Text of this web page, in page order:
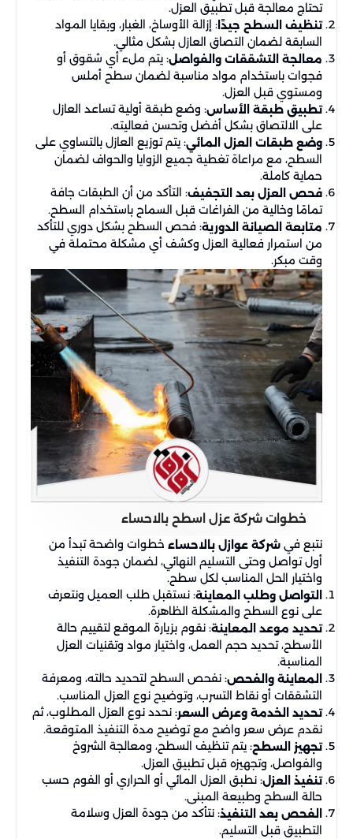
تحتاج معالجة قبل تطبيق العزل.
تنظيف السطح جيدًا : إزالة الأوساخ، الغبار، وبقايا المواد
السابقة لضمان التصاق العازل بشكل مثالي.
معالجة التشققات والفواصل: يتم ملء أي شقوق أو
فجوات باستخدام مواد مناسبة لضمان سطح أملس
ومستوي قبل العزل.
تطبيق طبقة الأساس: وضع طبقة أولية تساعد العازل
على الالتصاق بشكل أفضل وتحسن فعاليته.
وضع طبقات العزل المائي: يتم توزيع العازل بالتساوي على
السطح، مع مراعاة تغطية جميع الزوايا والحواف لضمان
حماية كاملة.
فحص العزل بعد التجفيف: التأكد من أن الطبقات جافة
تمامًا وخالية من الفراغات قبل السماح باستخدام السطح.
متابعة الصيانة الدورية: فحص السطح بشكل دوري للتأكد
من استمرار فعالية العزل وكشف أي مشكلة محتملة في
وقت مبكر.
خطوات شركة عزل اسطح بالاحساء
نتبع في شركة عوازل بالاحساء خطوات واضحة تبدأ من
أول تواصل وحتى التسليم النهائي، لضمان جودة التنفيذ
واختيار الحل المناسب لكل سطح.
التواصل وطلب المعاينة: نستقبل طلب العميل ونتعرف
على نوع السطح والمشكلة الظاهرة.
تحديد موعد المعاينة: نقوم بزيارة الموقع لتقييم حالة
الأسطح، تحديد حجم العمل، واختيار مواد وتقنيات العزل
المناسبة.
المعاينة والفحص: نفحص السطح لتحديد حالته، ومعرفة
التشققات أو نقاط التسرب، وتوضيح نوع العزل المناسب.
تحديد الخدمة وعرض السعر: نحدد نوع العزل المطلوب، ثم
نقدم عرض سعر واضح مع توضيح مدة التنفيذ المتوقعة.
تجهيز السطح: يتم تنظيف السطح، ومعالجة الشروخ
والفواصل، وتجهيزه قبل تطبيق العزل.
تنفيذ العزل: نطبق العزل المائي أو الحراري أو الفوم حسب
حالة السطح وطبيعة المبنى.
الفحص بعد التنفيذ: نتأكد من جودة العزل وسلامة
التطبيق قبل التسليم.